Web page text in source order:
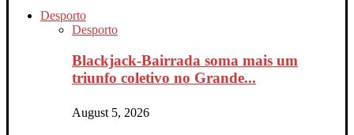
Desporto
Desporto
Blackjack-Bairrada soma mais um
triunfo coletivo no Grande...
August 5, 2026